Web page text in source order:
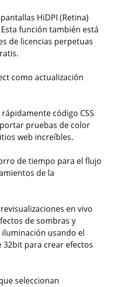
HiDPI (Retina)
función también está
de licencias perpetuas
como actualización
código CSS
pruebas de color
web increíbles.
de tiempo para el flujo
de la
en vivo
de sombras y
usando el
para crear efectos
seleccionan